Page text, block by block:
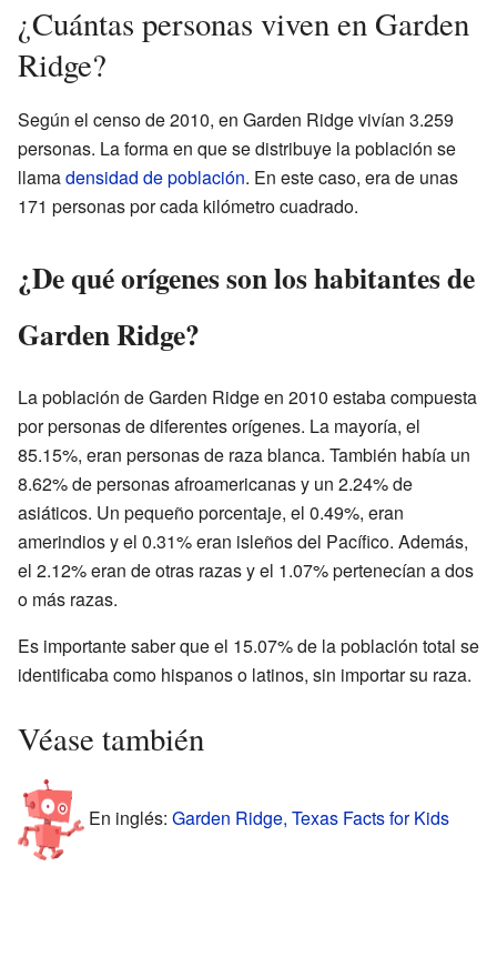
¿Cuántas personas viven en Garden
Ridge?
Según el censo de 2010, en Garden Ridge vivían 3.259
personas. La forma en que se distribuye la población se
llamadensidad de población. En este caso, era de unas
171 personas por cada kilómetro cuadrado.
¿De qué orígenes son los habitantes de
Garden Ridge?
La población de Garden Ridge en 2010 estaba compuesta
por personas de diferentes orígenes. La mayoría, el
85.15%, eran personas de raza blanca. También había un
8.62% de personas afroamericanas y un 2.24% de
asiáticos. Un pequeño porcentaje, el 0.49%, eran
amerindios y el 0.31% eran isleños del Pacífico. Además,
el 2.12% eran de otras razas y el 1.07% pertenecían a dos
o más razas.
Es importante saber que el 15.07% de la población total se
identificaba como hispanos o latinos, sin importar su raza.
Véase también
En inglés: Garden Ridge, Texas Facts for Kids